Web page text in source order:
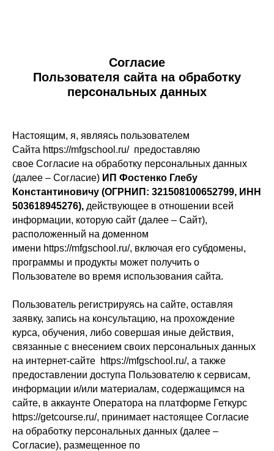
Согласие
Пользователя сайта на обработку
персональных данных
Настоящим, я, являясь пользователем
Сайта https://mfgschool.ru/ предоставляю
свое Согласие на обработку персональных данных
(далее – Согласие) ИП Фостенко Глебу
Константиновичу (ОГРНИП: 321508100652799, ИНН
503618945276), действующее в отношении всей
информации, которую сайт (далее – Сайт),
расположенный на доменном
имени https://mfgschool.ru/, включая его субдомены,
программы и продукты может получить о
Пользователе во время использования сайта.
Пользователь регистрируясь на сайте, оставляя
заявку, запись на консультацию, на прохождение
курса, обучения, либо совершая иные действия,
связанные с внесением своих персональных данных
на интернет-сайте https://mfgschool.ru/, а также
предоставлении доступа Пользователю к сервисам,
информации и/или материалам, содержащимся на
сайте, в аккаунте Оператора на платформе Геткурс
https://getcourse.ru/, принимает настоящее Согласие
на обработку персональных данных (далее –
Согласие), размещенное по